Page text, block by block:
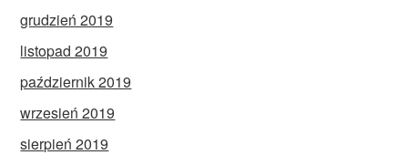
grudzień 2019
listopad 2019
październik 2019
wrzesień 2019
sierpień 2019